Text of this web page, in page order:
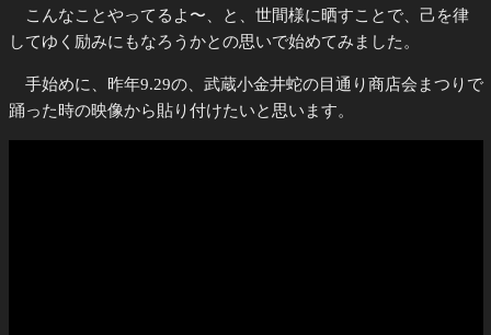
こんなことやってるよ〜、と、世間様に晒すことで、己を律
してゆく励みにもなろうかとの思いで始めてみました。
手始めに、昨年9.29の、武蔵小金井蛇の目通り商店会まつりで
踊った時の映像から貼り付けたいと思います。